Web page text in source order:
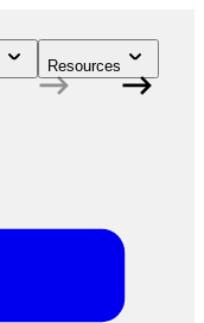
Resources